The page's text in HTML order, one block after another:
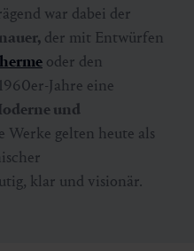
war dabei der
der mit Entwürfen
oder den
Jahre eine
und
Werke gelten heute als
klar und visionär.